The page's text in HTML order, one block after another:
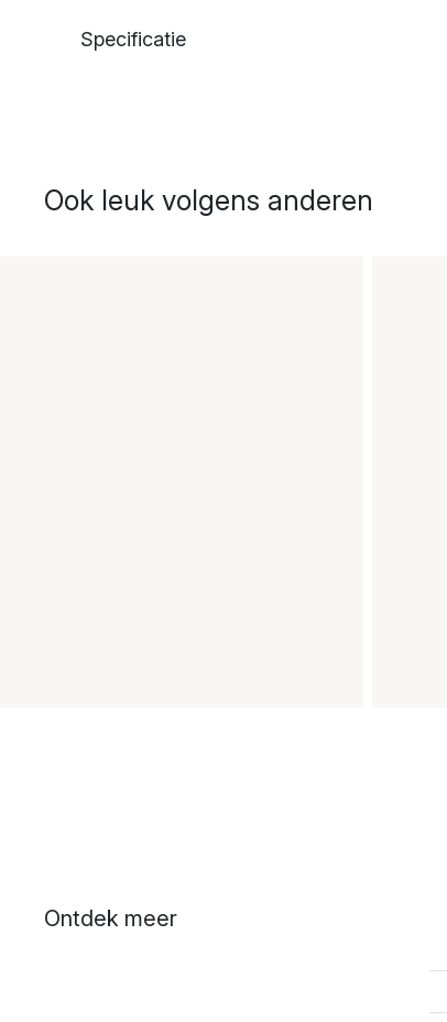
Specificatie
Ook leuk volgens anderen
Ontdek meer